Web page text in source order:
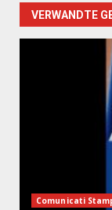
VERWANDTE
Comunicati